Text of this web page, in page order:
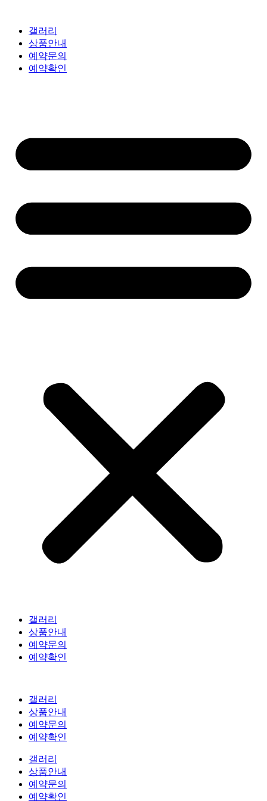
갤러리
상품안내
예약문의
예약확인
갤러리
상품안내
예약문의
예약확인
갤러리
상품안내
예약문의
예약확인
갤러리
상품안내
예약문의
예약확인